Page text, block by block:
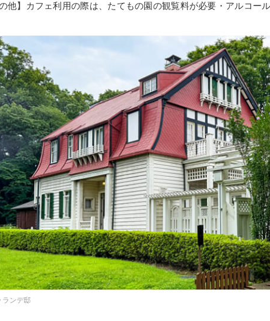
の他】カフェ利用の際は、たてもの園の観覧料が必要・アルコー
ランデ邸